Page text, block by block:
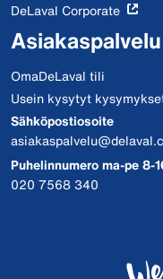
DeLaval Corporate
Asiakaspalvelu
OmaDeLaval tili
Usein kysytyt
Sähköpostiosoite
Puhelinnumero ma-pe 8-
020 7568 340